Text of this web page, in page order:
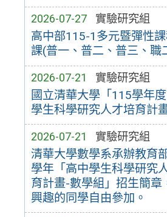
2026-07-27 實驗研究組
高中部115-1多元暨彈性
課(普一、普二、普三、職
2026-07-21 實驗研究組
國立清華大學「115學年
學生科學研究人才培育計畫
2026-07-21 實驗研究組
清華大學數學系承辦教育
學年「高中學生科學研究
育計畫-數學組」招生簡章
興趣的同學自由參加。